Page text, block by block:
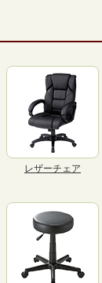
レザーチェア